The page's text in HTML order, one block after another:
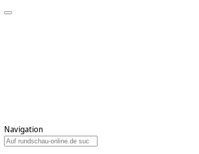
Navigation